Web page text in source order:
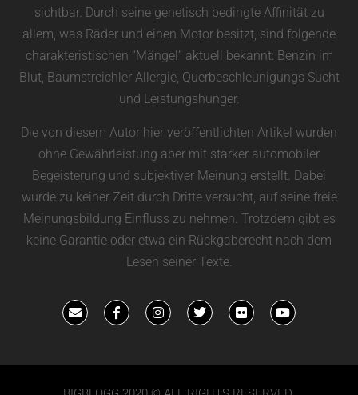
sichtbar. Durch seine genetisch bedingte Affinität zu
allem, was Räder und einen Motor besitzt, sind folgende
charakteristischen “Mängel” aktuell bekannt: Benzin im
Blut, Baumstreichler Allergie, Querbeschleunigungs Sucht
und Leistungshunger.
Die von diesem Autor hier veröffentlichten Artikel wurden
ohne Gewährleistung aber mit starker automobiler
Begeisterung und subjektiver Meinung erstellt. Dabei
wurde zu keiner Zeit durch Dritte versucht, auf seine freie
Meinungsbildung Einfluss zu nehmen. Trotzdem gibt es
keine Garantie oder etwa ein Rückgaberecht nach dem
Lesen seiner Texte.